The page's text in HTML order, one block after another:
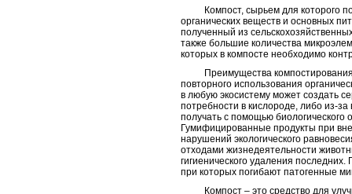
Компост, сырьем для которого
органических веществ и основных
полученный из
также большие количества
которых в компосте необходимо
Преимущества компостирования.
повторного использования
в любую экосистему может создать
потребности в кислороде, либо из-
получать с помощью биологического
Гумифицированные продукты при
нарушений экологического
отходами жизнедеятельности
гигиенического удаления
при которых погибают патогенные
Компост – это средство для